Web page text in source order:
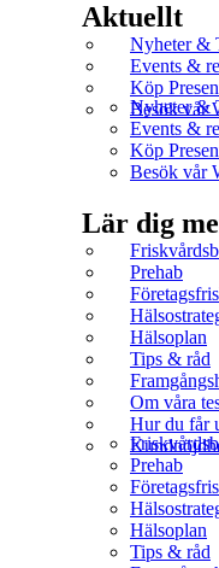
Aktuellt
Nyheter &
Events &
Köp
Besök vår
Nyheter &
Events &
Köp
Besök vår
Lär dig
Prehab
Hälsoplan
Tips & råd
Om våra
Hur du får
Prehab
Hälsoplan
Tips & råd